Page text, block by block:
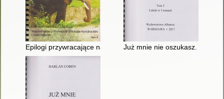
Epilogi przywracające nadzieję : wspomnienie o profesorze
Już mnie nie oszukasz. T. 2